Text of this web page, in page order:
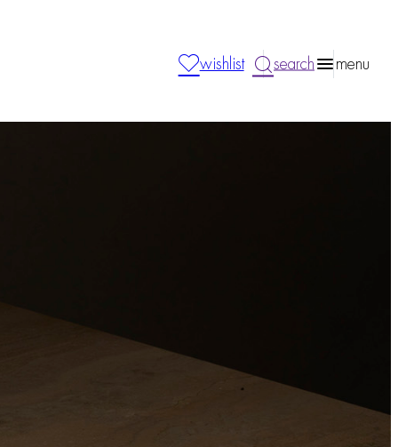
wishlist search menu